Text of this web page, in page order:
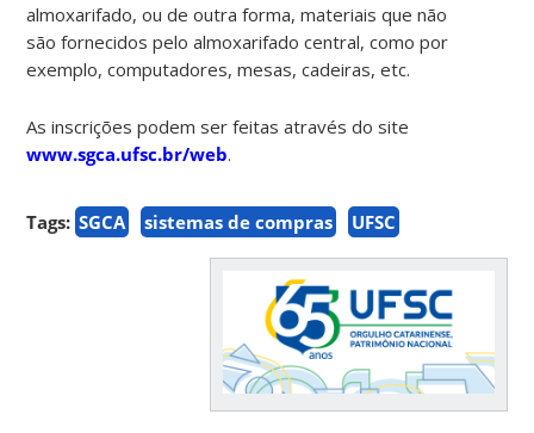
almoxarifado, ou de outra forma, materiais que não
são fornecidos pelo almoxarifado central, como por
exemplo, computadores, mesas, cadeiras, etc.
As inscrições podem ser feitas através do site
www.sgca.ufsc.br/web.
Tags: SGCA sistemas de compras UFSC